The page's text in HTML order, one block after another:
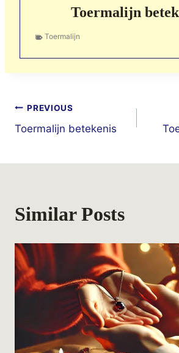
Toermalijn
Toermalijn
Berichtnavigatie
PREVIOUS
Toermalijn betekenis
Similar Posts